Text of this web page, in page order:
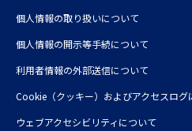
個人情報の取り扱いについて
個人情報の開示等手続について
利⽤者情報の外部送信について
Cookie（クッキー）およびアクセスログ
ウェブアクセシビリティについて